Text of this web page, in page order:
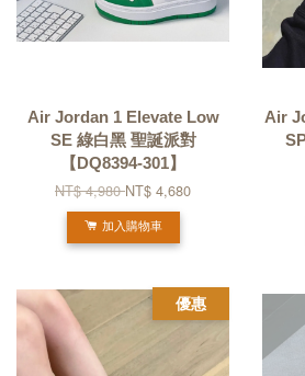
Air Jordan 1 Elevate Low
SE 綠白黑 聖誕派對
【DQ8394-301】
NT$ 4,980NT$ 4,680
加入購物車
Air
優惠